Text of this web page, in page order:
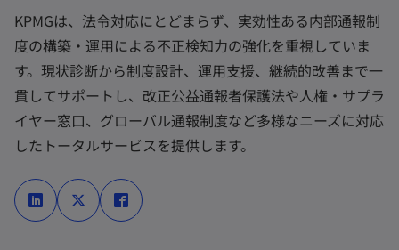
KPMGは、法令対応にとどまらず、実効性ある内部通報制
度の構築・運用による不正検知力の強化を重視していま
す。現状診断から制度設計、運用支援、継続的改善まで一
貫してサポートし、改正公益通報者保護法や人権・サプラ
イヤー窓口、グローバル通報制度など多様なニーズに対応
したトータルサービスを提供します。
新
し
い
タ
新
し
い
タ
し
い